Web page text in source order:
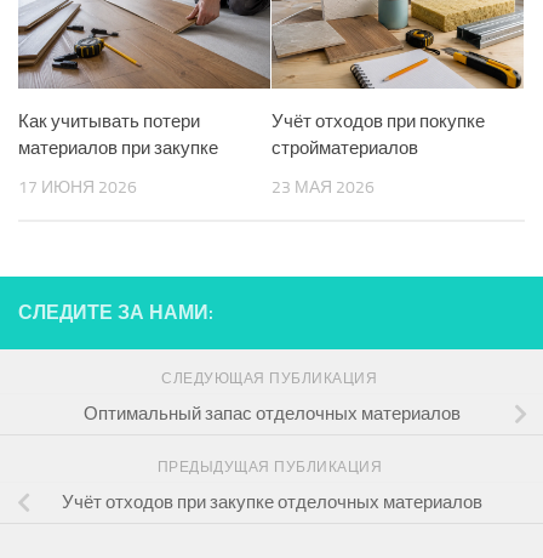
Как учитывать потери
материалов при закупке
17 ИЮНЯ 2026
Учёт отходов при покупке
стройматериалов
23 МАЯ 2026
СЛЕДИТЕ ЗА НАМИ:
СЛЕДУЮЩАЯ ПУБЛИКАЦИЯ
Оптимальный запас отделочных материалов
ПРЕДЫДУЩАЯ ПУБЛИКАЦИЯ
Учёт отходов при закупке отделочных материалов